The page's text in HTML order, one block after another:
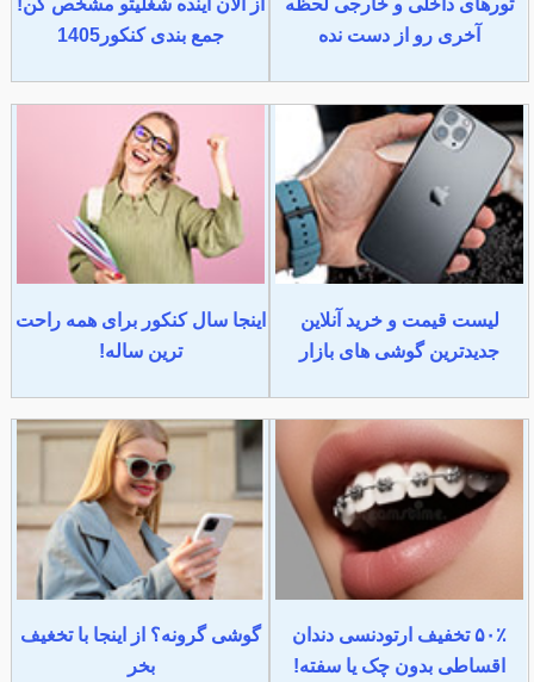
تورهای داخلی و خارجی لحظه
آخری رو از دست نده
از الان آینده شغلیتو مشخص کن!
جمع بندی کنکور1405
لیست قیمت و خرید آنلاین
جدیدترین گوشی های بازار
اینجا سال کنکور برای همه راحت
ترین ساله!
۵۰٪ تخفیف ارتودنسی دندان
اقساطی بدون چک یا سفته!
گوشی گرونه؟ از اینجا با تخغیف
بخر